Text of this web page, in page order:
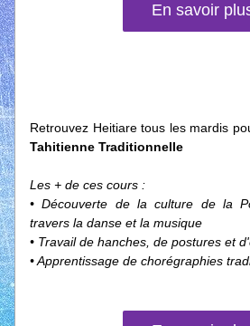
En savoir
Retrouvez Heitiare tous les mardis
Tahitienne Traditionnelle
Les + de ces cours :
• Découverte de la culture de la
travers la danse et la musique
• Travail de hanches, de postures et
• Apprentissage de chorégraphies